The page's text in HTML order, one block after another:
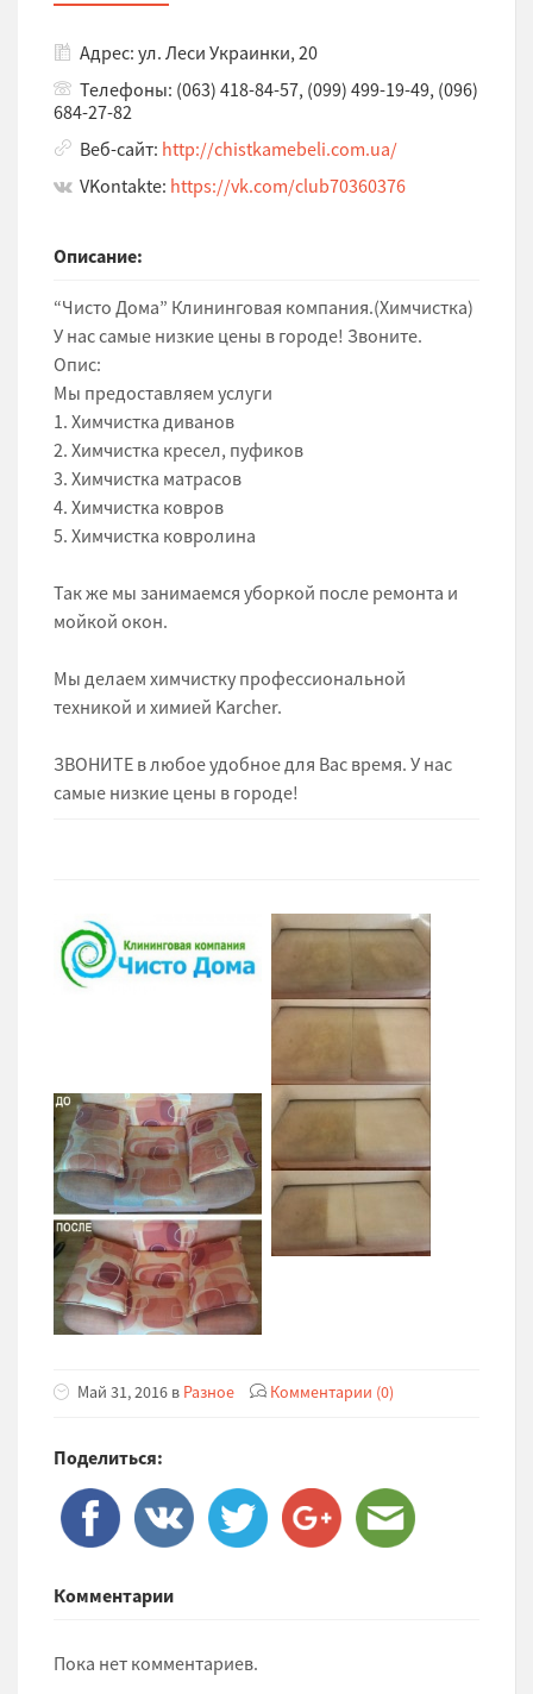
Адрес: ул. Леси Украинки, 20
Телефоны: (063) 418-84-57, (099) 499-19-49, (096)
684-27-82
Веб-сайт: http://chistkamebeli.com.ua/
VKontakte: https://vk.com/club70360376
Описание:
“Чисто Дома” Клининговая компания.(Химчистка)
У нас самые низкие цены в городе! Звоните.
Опис:
Мы предоставляем услуги
1. Химчистка диванов
2. Химчистка кресел, пуфиков
3. Химчистка матрасов
4. Химчистка ковров
5. Химчистка ковролина
Так же мы занимаемся уборкой после ремонта и
мойкой окон.
Мы делаем химчистку профессиональной
техникой и химией Karcher.
ЗВОНИТЕ в любое удобное для Вас время. У нас
самые низкие цены в городе!
Май 31, 2016 в Разное Комментарии (0)
Поделиться:
Комментарии
Пока нет комментариев.